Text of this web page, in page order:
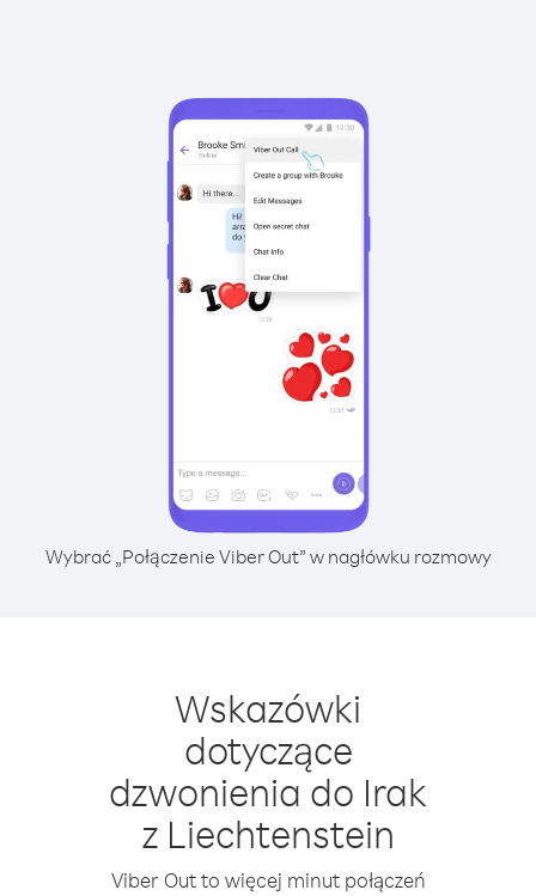
Wybrać „Połączenie Viber Out” w nagłówku rozmowy
Wskazówki
dotyczące
dzwonienia do Irak
z Liechtenstein
Viber Out to więcej minut połączeń